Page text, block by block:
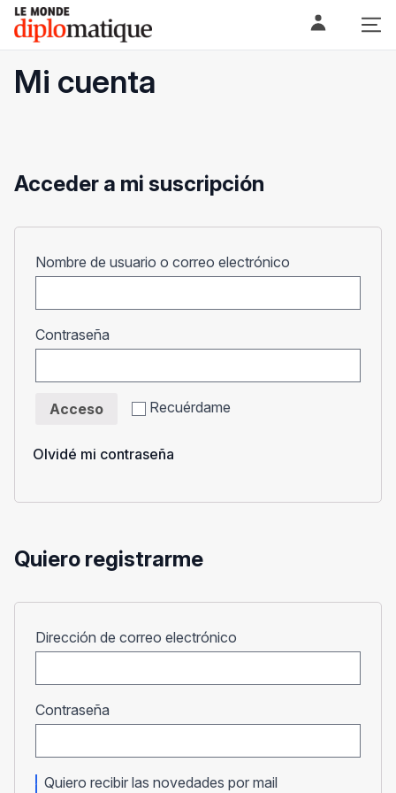
Skip
content
Le monde diplomatique
Mi cuenta
Acceder a mi suscripción
Nombre de usuario o correo electrónico
Contraseña
Recuérdame
Acceso
Olvidé mi contraseña
Quiero registrarme
Dirección de correo electrónico
Contraseña
Quiero recibir las novedades por mail